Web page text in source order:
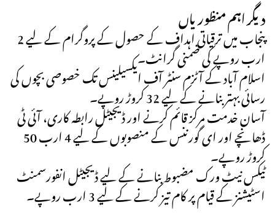
دیگر اہم منظوریاں
پنجاب میں ترقیاتی اہداف کے حصول کے پروگرام کے لیے 2
ارب روپے کی ضمنی گرانٹ۔
اسلام آباد کے آٹزم سنٹر آف ایکسیلینس تک خصوصی بچوں کی
رسائی بہتر بنانے کے لیے 32 کروڑ روپے۔
آسان خدمت مرکز قائم کرنے اور ڈیجیٹل رابطہ کاری، آئی ٹی
ڈھانچے اور ای گورننس کے منصوبوں کے لیے 4 ارب 50
کروڑ روپے۔
ٹیکس نیٹ ورک مضبوط بنانے کے لیے ڈیجیٹل انفورسمنٹ
اسٹیشنز کے قیام پر کام تیز کرنے کے لیے 3 ارب روپے۔